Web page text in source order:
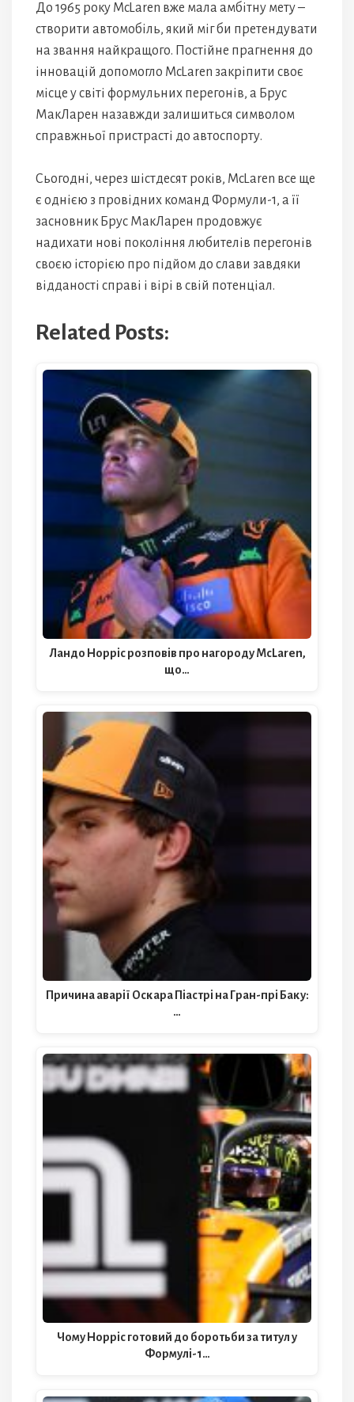
До 1965 року McLaren вже мала амбітну мету –
створити автомобіль, який міг би претендувати
на звання найкращого. Постійне прагнення до
інновацій допомогло McLaren закріпити своє
місце у світі формульних перегонів, а Брус
МакЛарен назавжди залишиться символом
справжньої пристрасті до автоспорту.
Сьогодні, через шістдесят років, McLaren все ще
є однією з провідних команд Формули-1, а її
засновник Брус МакЛарен продовжує
надихати нові покоління любителів перегонів
своєю історією про підйом до слави завдяки
відданості справі і вірі в свій потенціал.
Related Posts:
Ландо Норріс розповів про нагороду McLaren,
що…
Причина аварії Оскара Піастрі на Гран-прі Баку:
…
Чому Норріс готовий до боротьби за титул у
Формулі-1…